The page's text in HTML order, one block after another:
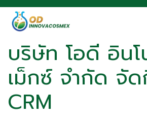
บริษัท โอดี อิน
เม็กซ์ จำกัด จั
CRM